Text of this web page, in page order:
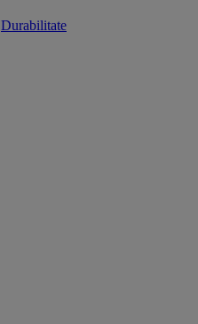
Durabilitate